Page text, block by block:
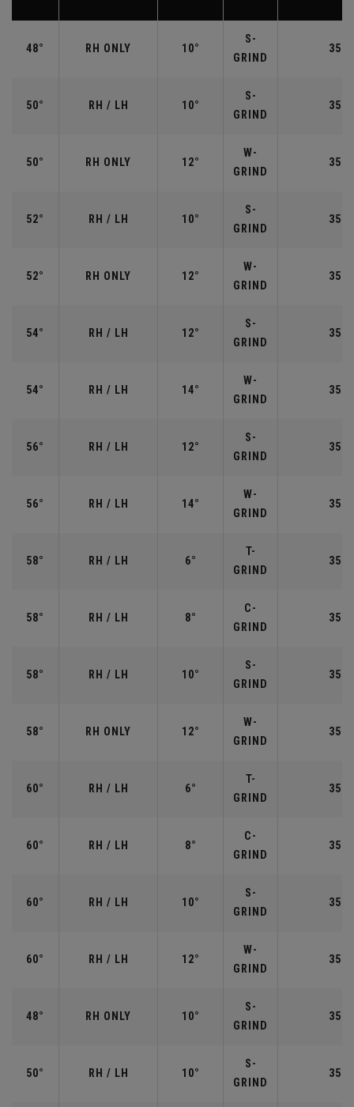
48° RH ONLY 10°
S-
GRIND
50° RH / LH 10°
S-
GRIND
50° RH ONLY 12°
W-
GRIND
52° RH / LH 10°
S-
GRIND
52° RH ONLY 12°
W-
GRIND
54° RH / LH 12°
S-
GRIND
54° RH / LH 14°
W-
GRIND
56° RH / LH 12°
S-
GRIND
56° RH / LH 14°
W-
GRIND
58° RH / LH 6°
T-
GRIND
58° RH / LH 8°
C-
GRIND
58° RH / LH 10°
S-
GRIND
58° RH ONLY 12°
W-
GRIND
60° RH / LH 6°
T-
GRIND
60° RH / LH 8°
C-
GRIND
60° RH / LH 10°
S-
GRIND
60° RH / LH 12°
W-
GRIND
48° RH ONLY 10°
S-
GRIND
50° RH / LH 10°
S-
GRIND